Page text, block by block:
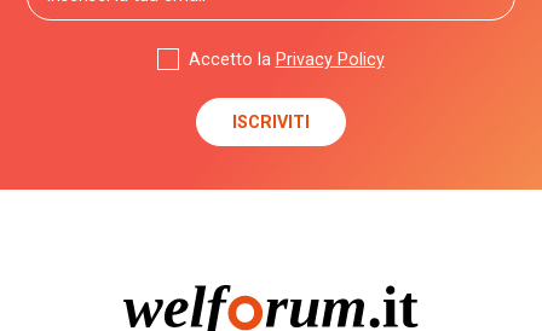
Accetto la Privacy Policy